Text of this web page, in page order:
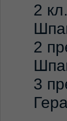
2
2
3